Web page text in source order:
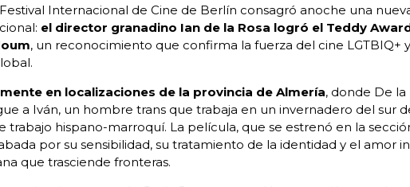
Internacional de Cine de Berlín consagró anoche una
el director granadino Ian de la Rosa logró el Teddy
, un reconocimiento que confirma la fuerza del cine LGTBIQ+
en localizaciones de la provincia de Almería, donde De la
a Iván, un hombre trans que trabaja en un invernadero del sur
trabajo hispano-marroquí. La película, que se estrenó en la
por su sensibilidad, su tratamiento de la identidad y el amor
que trasciende fronteras.